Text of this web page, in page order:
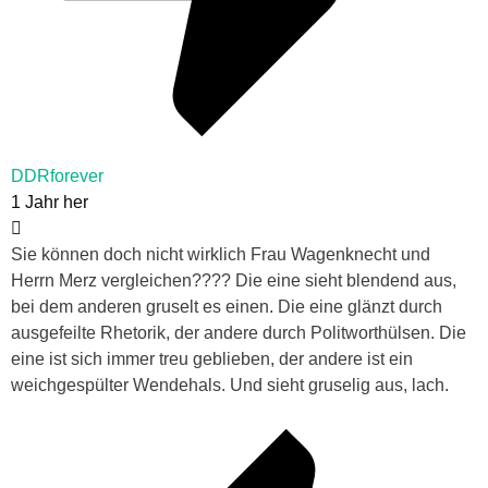
DDRforever
1 Jahr her
Sie können doch nicht wirklich Frau Wagenknecht und
Herrn Merz vergleichen???? Die eine sieht blendend aus,
bei dem anderen gruselt es einen. Die eine glänzt durch
ausgefeilte Rhetorik, der andere durch Politworthülsen. Die
eine ist sich immer treu geblieben, der andere ist ein
weichgespülter Wendehals. Und sieht gruselig aus, lach.